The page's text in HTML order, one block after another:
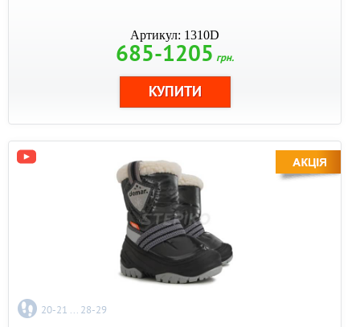
Артикул: 1310D
685-1205 грн.
20-21 ... 28-29